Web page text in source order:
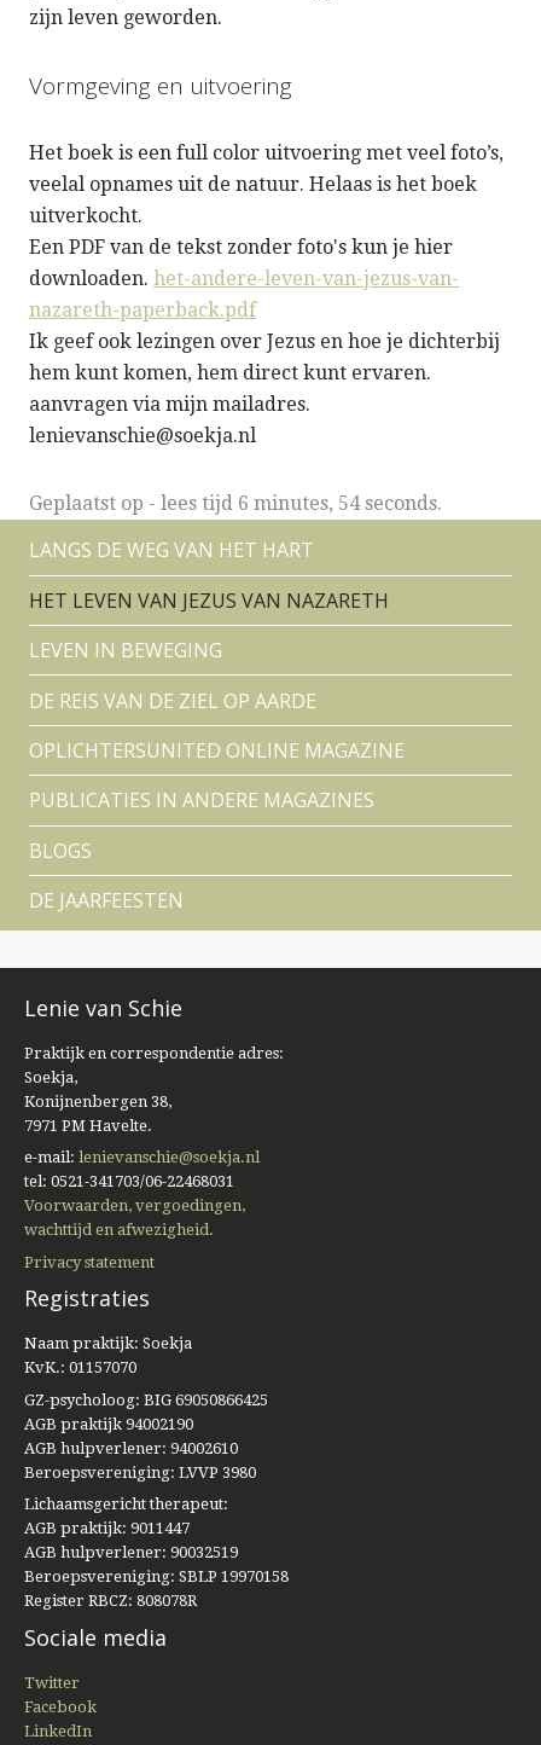
zijn leven geworden.
Vormgeving en uitvoering
Het boek is een full color uitvoering met veel foto’s,
veelal opnames uit de natuur. Helaas is het boek
uitverkocht.
Een PDF van de tekst zonder foto's kun je hier
downloaden. het-andere-leven-van-jezus-van-
nazareth-paperback.pdf
Ik geef ook lezingen over Jezus en hoe je dichterbij
hem kunt komen, hem direct kunt ervaren.
aanvragen via mijn mailadres.
lenievanschie@soekja.nl
Geplaatst op - lees tijd 6 minutes, 54 seconds.
LANGS DE WEG VAN HET HART
HET LEVEN VAN JEZUS VAN NAZARETH
LEVEN IN BEWEGING
DE REIS VAN DE ZIEL OP AARDE
OPLICHTERSUNITED ONLINE MAGAZINE
PUBLICATIES IN ANDERE MAGAZINES
BLOGS
DE JAARFEESTEN
Lenie van Schie
Praktijk en correspondentie adres:
Soekja,
Konijnenbergen 38,
7971 PM Havelte.
e-mail: lenievanschie@soekja.nl
tel: 0521-341703/06-22468031
Voorwaarden, vergoedingen,
wachttijd en afwezigheid.
Privacy statement
Registraties
Naam praktijk: Soekja
KvK.: 01157070
GZ-psycholoog: BIG 69050866425
AGB praktijk 94002190
AGB hulpverlener: 94002610
Beroepsvereniging: LVVP 3980
Lichaamsgericht therapeut:
AGB praktijk: 9011447
AGB hulpverlener: 90032519
Beroepsvereniging: SBLP 19970158
Register RBCZ: 808078R
Sociale media
Twitter
Facebook
LinkedIn